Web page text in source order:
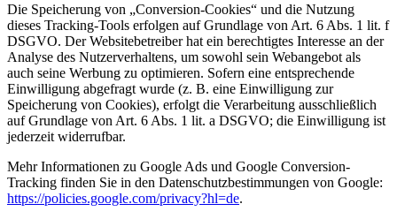
Die Speicherung von „Conversion-Cookies“ und die Nutzung
dieses Tracking-Tools erfolgen auf Grundlage von Art. 6 Abs. 1 lit. f
DSGVO. Der Websitebetreiber hat ein berechtigtes Interesse an der
Analyse des Nutzerverhaltens, um sowohl sein Webangebot als
auch seine Werbung zu optimieren. Sofern eine entsprechende
Einwilligung abgefragt wurde (z. B. eine Einwilligung zur
Speicherung von Cookies), erfolgt die Verarbeitung ausschließlich
auf Grundlage von Art. 6 Abs. 1 lit. a DSGVO; die Einwilligung ist
jederzeit widerrufbar.
Mehr Informationen zu Google Ads und Google Conversion-
Tracking finden Sie in den Datenschutzbestimmungen von Google:
https://policies.google.com/privacy?hl=de.